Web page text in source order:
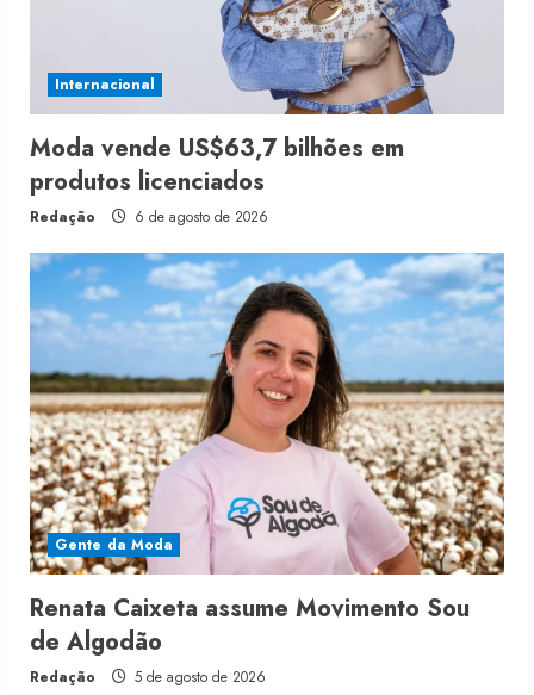
Internacional
Moda vende US$63,7 bilhões em
produtos licenciados
Redação 6 de agosto de 2026
Gente da Moda
Renata Caixeta assume Movimento Sou
de Algodão
Redação 5 de agosto de 2026